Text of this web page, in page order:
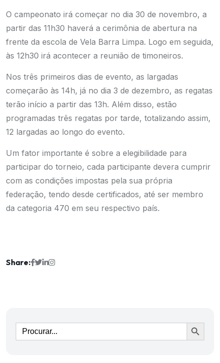
O campeonato irá começar no dia 30 de novembro, a
partir das 11h30 haverá a cerimônia de abertura na
frente da escola de Vela Barra Limpa. Logo em seguida,
às 12h30 irá acontecer a reunião de timoneiros.
Nos três primeiros dias de evento, as largadas
começarão às 14h, já no dia 3 de dezembro, as regatas
terão início a partir das 13h. Além disso, estão
programadas três regatas por tarde, totalizando assim,
12 largadas ao longo do evento.
Um fator importante é sobre a elegibilidade para
participar do torneio, cada participante devera cumprir
com as condições impostas pela sua própria
federação, tendo desde certificados, até ser membro
da categoria 470 em seu respectivo país.
Share:
Ir